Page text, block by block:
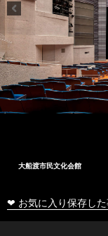
大船渡市民文化会館
❤ お気に入り保存し